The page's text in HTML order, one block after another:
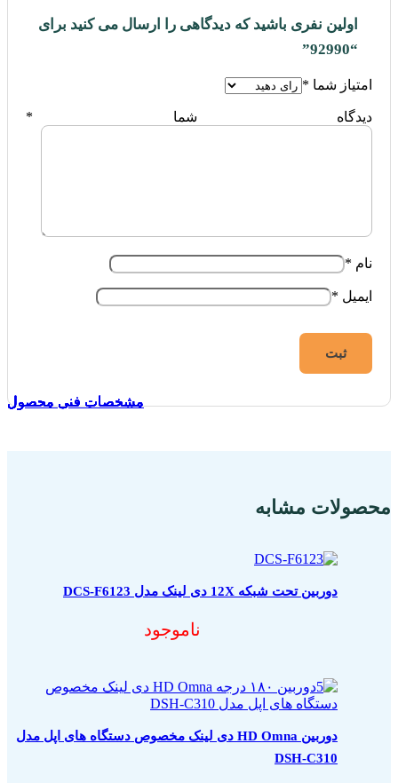
اولین نفری باشید که دیدگاهی را ارسال می کنید برای
“92990”
امتیاز شما *
دیدگاه شما *
نام *
ایمیل *
محصولات مشابه
مشخصات فنی محصول
دوربین تحت شبکه 12X دی لینک مدل DCS-F6123
ناموجود
مشخصات فنی محصول
دوربین HD Omna دی لینک مخصوص دستگاه های اپل مدل
DSH-C310
مشخصات فنی محصول
مشخصات فنی محصول
مشخصات فنی محصول
مشخصات فنی محصول
مشخصات فنی محصول
مشخصات فنی محصول
مشخصات فنی محصول
مشخصات فنی محصول